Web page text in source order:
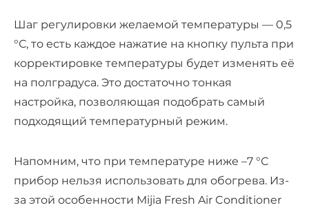
Шаг регулировки желаемой температуры — 0,5
°С, то есть каждое нажатие на кнопку пульта при
корректировке температуры будет изменять её
на полградуса. Это достаточно тонкая
настройка, позволяющая подобрать самый
подходящий температурный режим.
Напомним, что при температуре ниже –7 °С
прибор нельзя использовать для обогрева. Из-
за этой особенности Mijia Fresh Air Conditioner